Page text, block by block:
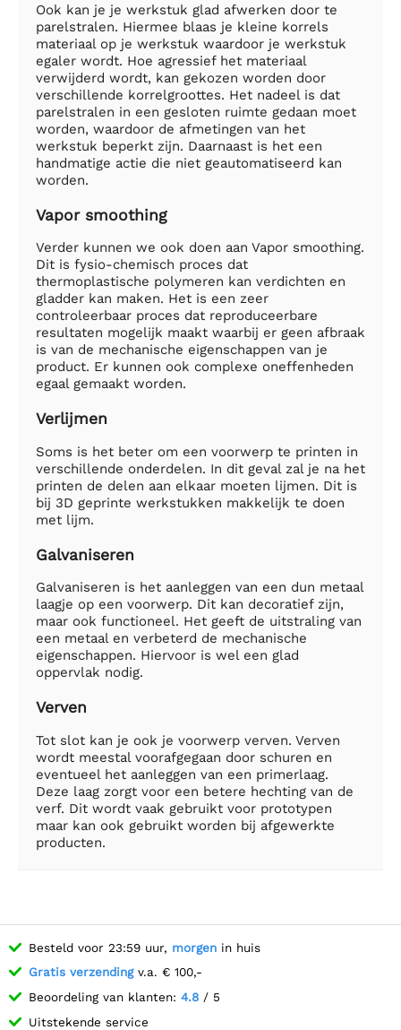
Ook kan je je werkstuk glad afwerken door te
parelstralen. Hiermee blaas je kleine korrels
materiaal op je werkstuk waardoor je werkstuk
egaler wordt. Hoe agressief het materiaal
verwijderd wordt, kan gekozen worden door
verschillende korrelgroottes. Het nadeel is dat
parelstralen in een gesloten ruimte gedaan moet
worden, waardoor de afmetingen van het
werkstuk beperkt zijn. Daarnaast is het een
handmatige actie die niet geautomatiseerd kan
worden.
Vapor smoothing
Verder kunnen we ook doen aan Vapor smoothing.
Dit is fysio-chemisch proces dat
thermoplastische polymeren kan verdichten en
gladder kan maken. Het is een zeer
controleerbaar proces dat reproduceerbare
resultaten mogelijk maakt waarbij er geen afbraak
is van de mechanische eigenschappen van je
product. Er kunnen ook complexe oneffenheden
egaal gemaakt worden.
Verlijmen
Soms is het beter om een voorwerp te printen in
verschillende onderdelen. In dit geval zal je na het
printen de delen aan elkaar moeten lijmen. Dit is
bij 3D geprinte werkstukken makkelijk te doen
met lijm.
Galvaniseren
Galvaniseren is het aanleggen van een dun metaal
laagje op een voorwerp. Dit kan decoratief zijn,
maar ook functioneel. Het geeft de uitstraling van
een metaal en verbeterd de mechanische
eigenschappen. Hiervoor is wel een glad
oppervlak nodig.
Verven
Tot slot kan je ook je voorwerp verven. Verven
wordt meestal voorafgegaan door schuren en
eventueel het aanleggen van een primerlaag.
Deze laag zorgt voor een betere hechting van de
verf. Dit wordt vaak gebruikt voor prototypen
maar kan ook gebruikt worden bij afgewerkte
producten.
Besteld voor 23:59 uur, morgen in huis
Gratis verzendingv.a. € 100,-
Beoordeling van klanten: 4.8 / 5
Uitstekende service